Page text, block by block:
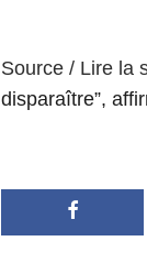
Source / Lire la
disparaître”,